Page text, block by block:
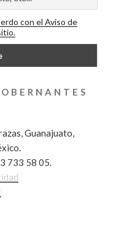
con el Aviso de
Guanajuato,
733 58 05.